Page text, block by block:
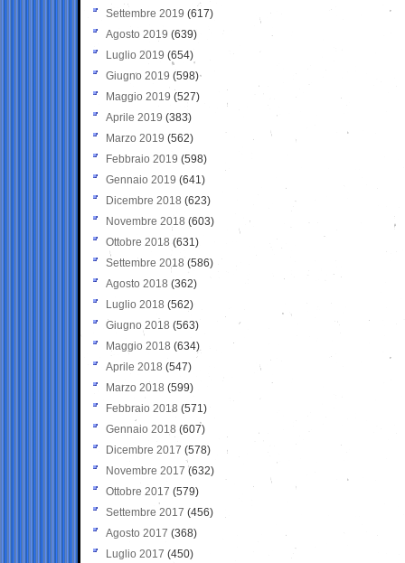
Settembre 2019 (617)
Agosto 2019 (639)
Luglio 2019 (654)
Giugno 2019 (598)
Maggio 2019 (527)
Aprile 2019 (383)
Marzo 2019 (562)
Febbraio 2019 (598)
Gennaio 2019 (641)
Dicembre 2018 (623)
Novembre 2018 (603)
Ottobre 2018 (631)
Settembre 2018 (586)
Agosto 2018 (362)
Luglio 2018 (562)
Giugno 2018 (563)
Maggio 2018 (634)
Aprile 2018 (547)
Marzo 2018 (599)
Febbraio 2018 (571)
Gennaio 2018 (607)
Dicembre 2017 (578)
Novembre 2017 (632)
Ottobre 2017 (579)
Settembre 2017 (456)
Agosto 2017 (368)
Luglio 2017 (450)